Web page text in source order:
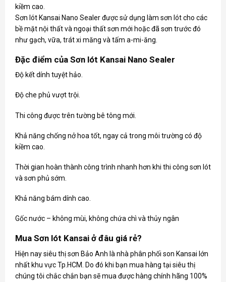
kiềm cao.
Sơn lót Kansai Nano Sealer được sử dụng làm sơn lót cho các
bề mặt nội thất và ngoại thất sơn mới hoặc đã sơn trước đó
như gạch, vữa, trát xi măng và tấm a-mi-ăng.
Đặc điểm của Sơn lót Kansai Nano Sealer
Độ kết dính tuyệt hảo.
Độ che phủ vượt trội.
Thi công được trên tường bê tông mới.
Khả năng chống nở hoa tốt, ngay cả trong môi trường có độ
kiềm cao.
Thời gian hoàn thành công trình nhanh hơn khi thi công sơn lót
và sơn phủ sớm.
Khả năng bám dính cao.
Gốc nước – không mùi, không chứa chì và thủy ngân
Mua Sơn lót Kansai ở đâu giá rẻ?
Hiện nay siêu thị sơn Bảo Anh là nhà phân phối son Kansai lớn
nhất khu vực Tp.HCM. Do đó khi bạn mua hàng tại siêu thị
chúng tôi chắc chắn bạn sẽ mua được hàng chính hãng 100%